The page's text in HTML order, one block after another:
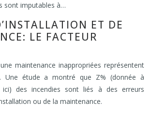
sont imputables à…
ET DE
LE FACTEUR
maintenance inappropriées représentent
Une étude a montré que Z% (donnée à
des incendies sont liés à des erreurs
ou de la maintenance.